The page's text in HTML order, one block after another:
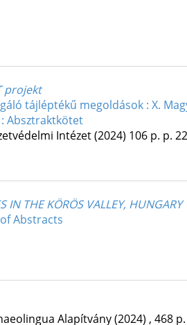
projekt
tájléptékű megoldások : X.
Absztraktkötet
Intézet(2024) 106 p. p. 22
IN THE KÖRÖS VALLEY, HUNGARY
Abstracts
Alapítvány(2024) , 468 p.